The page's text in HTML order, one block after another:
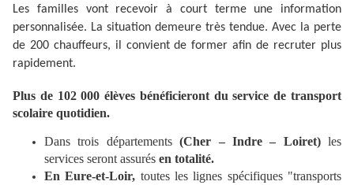
Les familles vont recevoir à court terme une information
personnalisée. La situation demeure très tendue. Avec la perte
de 200 chauffeurs, il convient de former afin de recruter plus
rapidement.
Plus de 102 000 élèves bénéficieront du service de transport
scolaire quotidien.
Dans trois départements(Cher – Indre – Loiret)les
services seront assurés en totalité.
En Eure-et-Loir, toutes les lignes spécifiques "transports